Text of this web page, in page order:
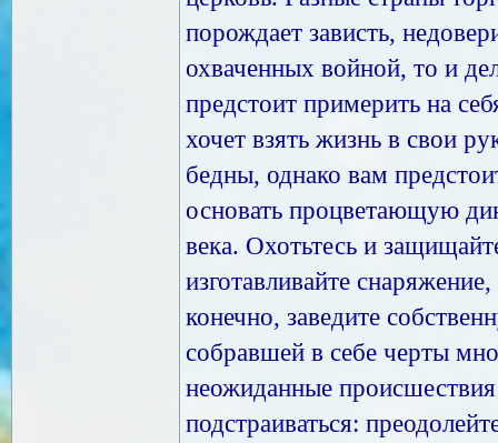
порождает зависть,
охваченных войной, то и
предстоит примерить на
хочет взять жизнь в свои
бедны, однако вам
основать процветающую
века. Охотьтесь и
изготавливайте
конечно, заведите
собравшей в себе черты
неожиданные
подстраиваться: